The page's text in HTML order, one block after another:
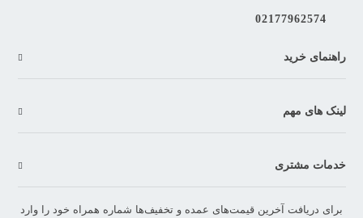
02177962574
راهنمای خرید
لینک های مهم
خدمات مشتری
برای دریافت آخرین قیمت‌های عمده و تخفیف‌ها شماره همراه خود را وارد